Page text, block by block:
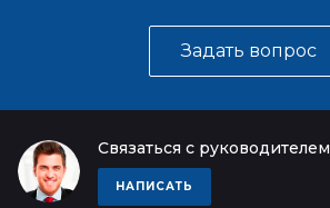
Задать вопрос
Связаться с руководителем
НАПИСАТЬ